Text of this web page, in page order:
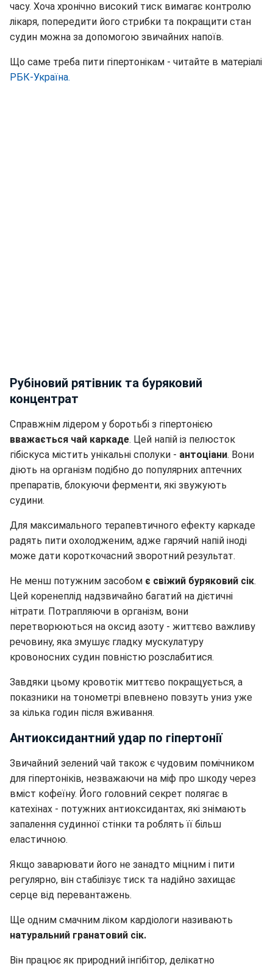
часу. Хоча хронічно високий тиск вимагає контролю
лікаря, попередити його стрибки та покращити стан
судин можна за допомогою звичайних напоїв.
Що саме треба пити гіпертонікам - читайте в матеріалі
РБК-Україна.
Рубіновий рятівник та буряковий
концентрат
Справжнім лідером у боротьбі з гіпертонією
вважається чай каркаде. Цей напій із пелюсток
гібіскуса містить унікальні сполуки - антоціани. Вони
діють на організм подібно до популярних аптечних
препаратів, блокуючи ферменти, які звужують
судини.
Для максимального терапевтичного ефекту каркаде
радять пити охолодженим, адже гарячий напій іноді
може дати короткочасний зворотний результат.
Не менш потужним засобом є свіжий буряковий сік.
Цей коренеплід надзвичайно багатий на дієтичні
нітрати. Потрапляючи в організм, вони
перетворюються на оксид азоту - життєво важливу
речовину, яка змушує гладку мускулатуру
кровоносних судин повністю розслабитися.
Завдяки цьому кровотік миттєво покращується, а
показники на тонометрі впевнено повзуть униз уже
за кілька годин після вживання.
Антиоксидантний удар по гіпертонії
Звичайний зелений чай також є чудовим помічником
для гіпертоніків, незважаючи на міф про шкоду через
вміст кофеїну. Його головний секрет полягає в
катехінах - потужних антиоксидантах, які знімають
запалення судинної стінки та роблять її більш
еластичною.
Якщо заварювати його не занадто міцним і пити
регулярно, він стабілізує тиск та надійно захищає
серце від перевантажень.
Ще одним смачним ліком кардіологи називають
натуральний гранатовий сік.
Він працює як природний інгібітор, делікатно